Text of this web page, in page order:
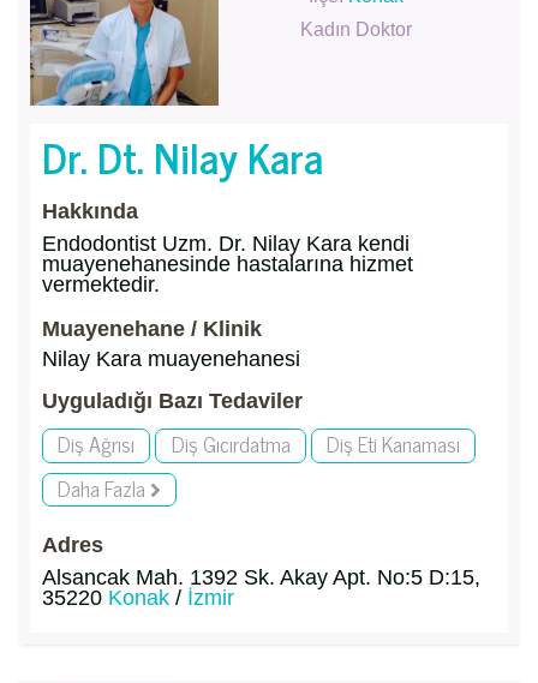
Kadın Doktor
Dr. Dt. Nilay Kara
Hakkında
Endodontist Uzm. Dr. Nilay Kara kendi
muayenehanesinde hastalarına hizmet
vermektedir.
Muayenehane / Klinik
Nilay Kara muayenehanesi
Uyguladığı Bazı Tedaviler
Diş Ağrısı Diş Gıcırdatma
Diş Eti Kanaması
Daha Fazla
Adres
Alsancak Mah. 1392 Sk. Akay Apt. No:5 D:15,
35220 Konak / İzmir